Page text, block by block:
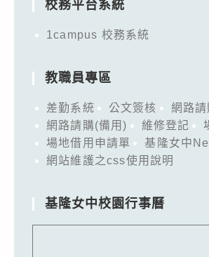
校務平台系統
1campus 校務系統
教職員專區
差勤系統 公文簽核
網路請
網路請購(備用)
維修登記
場地借用申請單
基隆女中
網站維護之css使用說明
基隆女中校園行事曆